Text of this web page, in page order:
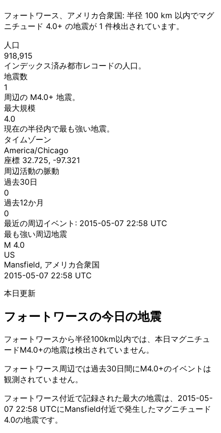
フォートワース、アメリカ合衆国: 半径 100 km 以内でマグ
ニチュード 4.0+ の地震が 1 件検出されています。
人口
918,915
インデックス済み都市レコードの人口。
地震数
1
周辺の M4.0+ 地震。
最大規模
4.0
現在の半径内で最も強い地震。
タイムゾーン
America/Chicago
座標 32.725, -97.321
周辺活動の脈動
過去30日
0
過去12か月
0
最近の周辺イベント: 2015-05-07 22:58 UTC
最も強い周辺地震
M 4.0
US
Mansfield, アメリカ合衆国
2015-05-07 22:58 UTC
本日更新
フォートワースの今日の地震
フォートワースから半径100km以内では、本日マグニチュ
ードM4.0+の地震は検出されていません。
フォートワース周辺では過去30日間にM4.0+のイベントは
観測されていません。
フォートワース付近で記録された最大の地震は、2015-05-
07 22:58 UTCにMansfield付近で発生したマグニチュード
4.0の地震です。